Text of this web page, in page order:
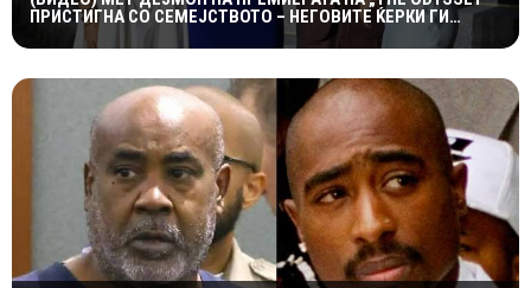
ПРИСТИГНА СО СЕМЕЈСТВОТО – НЕГОВИТЕ ЌЕРКИ ГИ
УКРАДОА СИТЕ ПОГЛЕДИ